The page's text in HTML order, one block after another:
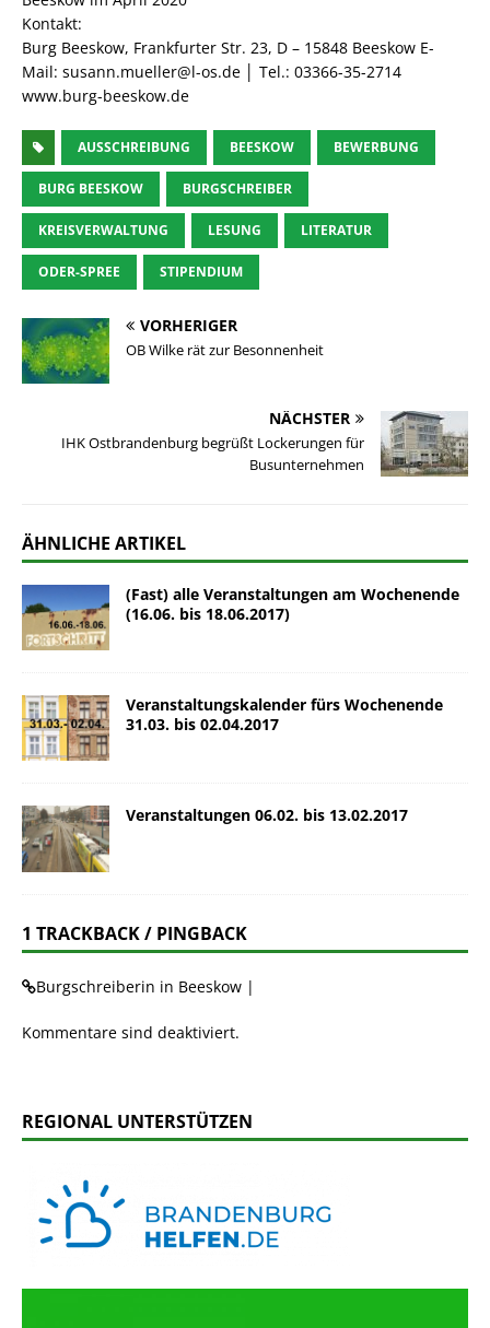
Kontakt:
Burg Beeskow, Frankfurter Str. 23, D – 15848 Beeskow E-
Mail: susann.mueller@l-os.de │ Tel.: 03366-35-2714
www.burg-beeskow.de
AUSSCHREIBUNG BEESKOW BEWERBUNG
BURG BEESKOW BURGSCHREIBER
KREISVERWALTUNG LESUNG LITERATUR
ODER-SPREE STIPENDIUM
VORHERIGER
OB Wilke rät zur Besonnenheit
NÄCHSTER
IHK Ostbrandenburg begrüßt Lockerungen für
Busunternehmen
ÄHNLICHE ARTIKEL
(Fast) alle Veranstaltungen am Wochenende
(16.06. bis 18.06.2017)
Veranstaltungskalender fürs Wochenende
31.03. bis 02.04.2017
Veranstaltungen 06.02. bis 13.02.2017
1 TRACKBACK / PINGBACK
Burgschreiberin in Beeskow |
Kommentare sind deaktiviert.
REGIONAL UNTERSTÜTZEN